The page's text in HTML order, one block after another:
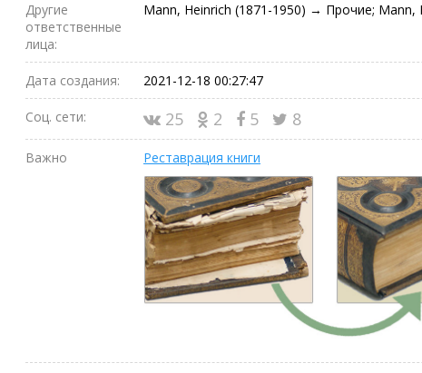
Другие
ответственные
лица:
Mann, Heinrich (1871-1950) → Прочие; Mann,
Дата создания: 2021-12-18 00:27:47
Соц. сети: 25 2 5 8
Важно Реставрация книги